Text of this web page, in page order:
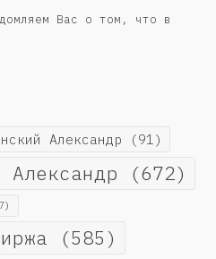
Вас о том, что в
Александр (91)
Александр (672)
(585)